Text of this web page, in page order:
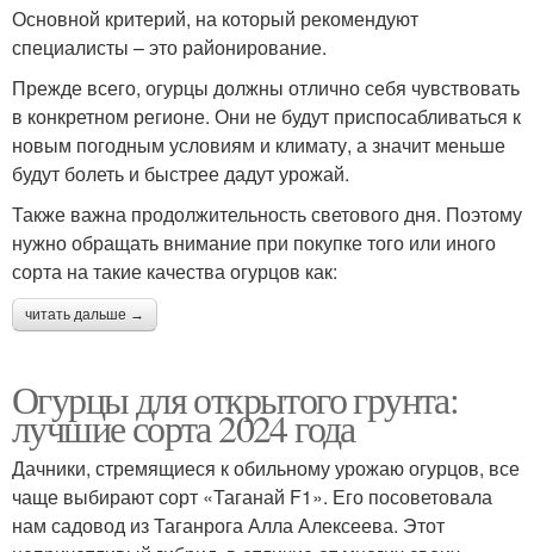
Основной критерий, на который рекомендуют
специалисты – это районирование.
Прежде всего, огурцы должны отлично себя чувствовать
в конкретном регионе. Они не будут приспосабливаться к
новым погодным условиям и климату, а значит меньше
будут болеть и быстрее дадут урожай.
Также важна продолжительность светового дня. Поэтому
нужно обращать внимание при покупке того или иного
сорта на такие качества огурцов как:
читать дальше →
Огурцы для открытого грунта:
лучшие сорта 2024 года
Дачники, стремящиеся к обильному урожаю огурцов, все
чаще выбирают сорт «Таганай F1». Его посоветовала
нам садовод из Таганрога Алла Алексеева. Этот